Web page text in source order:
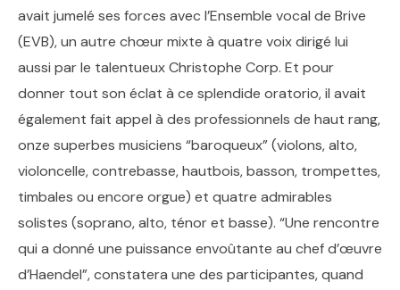
avait jumelé ses forces avec l’Ensemble vocal de Brive
(EVB), un autre chœur mixte à quatre voix dirigé lui
aussi par le talentueux Christophe Corp. Et pour
donner tout son éclat à ce splendide oratorio, il avait
également fait appel à des professionnels de haut rang,
onze superbes musiciens “baroqueux” (violons, alto,
violoncelle, contrebasse, hautbois, basson, trompettes,
timbales ou encore orgue) et quatre admirables
solistes (soprano, alto, ténor et basse). “Une rencontre
qui a donné une puissance envoûtante au chef d’œuvre
d’Haendel”, constatera une des participantes, quand